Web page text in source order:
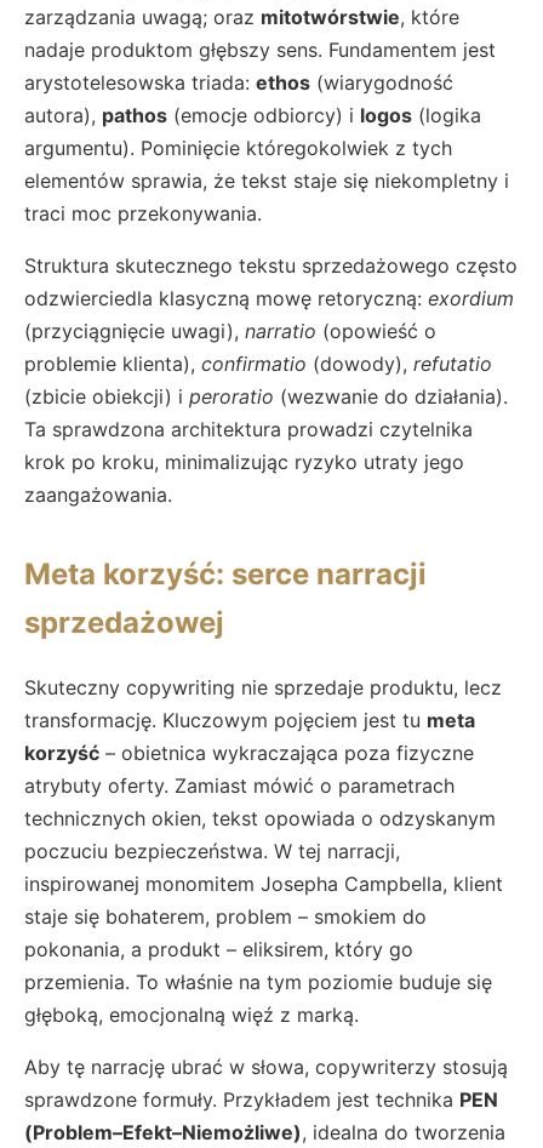
zarządzania uwagą; oraz mitotwórstwie, które
nadaje produktom głębszy sens. Fundamentem jest
arystotelesowska triada: ethos (wiarygodność
autora), pathos (emocje odbiorcy) i logos (logika
argumentu). Pominięcie któregokolwiek z tych
elementów sprawia, że tekst staje się niekompletny i
traci moc przekonywania.
Struktura skutecznego tekstu sprzedażowego często
odzwierciedla klasyczną mowę retoryczną: exordium
(przyciągnięcie uwagi), narratio (opowieść o
problemie klienta), confirmatio (dowody), refutatio
(zbicie obiekcji) i peroratio (wezwanie do działania).
Ta sprawdzona architektura prowadzi czytelnika
krok po kroku, minimalizując ryzyko utraty jego
zaangażowania.
Meta korzyść: serce narracji
sprzedażowej
Skuteczny copywriting nie sprzedaje produktu, lecz
transformację. Kluczowym pojęciem jest tu meta
korzyść – obietnica wykraczająca poza fizyczne
atrybuty oferty. Zamiast mówić o parametrach
technicznych okien, tekst opowiada o odzyskanym
poczuciu bezpieczeństwa. W tej narracji,
inspirowanej monomitem Josepha Campbella, klient
staje się bohaterem, problem – smokiem do
pokonania, a produkt – eliksirem, który go
przemienia. To właśnie na tym poziomie buduje się
głęboką, emocjonalną więź z marką.
Aby tę narrację ubrać w słowa, copywriterzy stosują
sprawdzone formuły. Przykładem jest technika PEN
(Problem–Efekt–Niemożliwe), idealna do tworzenia